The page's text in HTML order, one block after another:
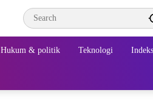
Hukum & politik Teknologi